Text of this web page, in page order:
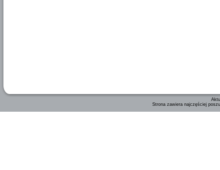
Strona zawiera najczęściej